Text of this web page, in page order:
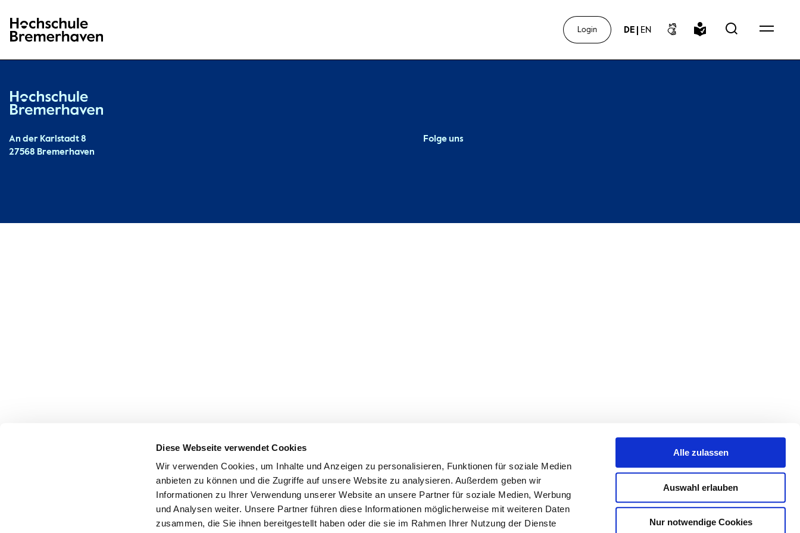
Diese Webseite verwendet Cookies
Wir verwenden Cookies, um Inhalte und Anzeigen zu personalisieren, Funktionen für soziale Medien
anbieten zu können und die Zugriffe auf unsere Website zu analysieren. Außerdem geben wir
Informationen zu Ihrer Verwendung unserer Website an unsere Partner für soziale Medien, Werbung
und Analysen weiter. Unsere Partner führen diese Informationen möglicherweise mit weiteren Daten
zusammen, die Sie ihnen bereitgestellt haben oder die sie im Rahmen Ihrer Nutzung der Dienste
Alle zulassen
Auswahl erlauben
Nur notwendige Cookies
Hochschule Bremerhaven
Login DE EN
Kontakt
An der Karlstadt 8
27568 Bremerhaven
Folge uns